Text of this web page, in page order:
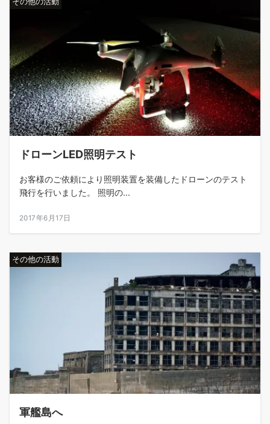
ドローンLED照明テスト
お客様のご依頼により照明装置を装備したドローンのテスト
飛行を行いました。 照明の...
2017年6月17日
その他の活動
軍艦島へ